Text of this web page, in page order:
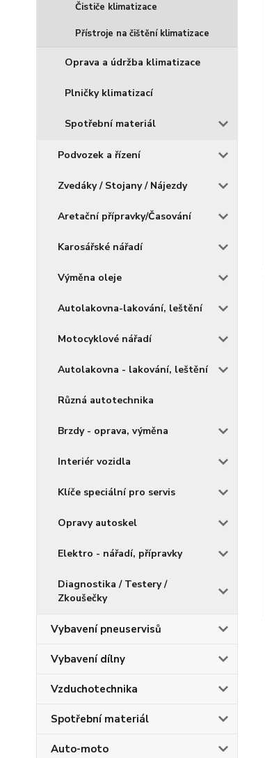
Čističe klimatizace
Přístroje na čištění klimatizace
Oprava a údržba klimatizace
Plničky klimatizací
Spotřební materiál
Podvozek a řízení
Zvedáky / Stojany / Nájezdy
Aretační přípravky/Časování
Karosářské nářadí
Výměna oleje
Autolakovna-lakování, leštění
Motocyklové nářadí
Autolakovna - lakování, leštění
Různá autotechnika
Brzdy - oprava, výměna
Interiér vozidla
Klíče speciální pro servis
Opravy autoskel
Elektro - nářadí, přípravky
Diagnostika / Testery /
Zkoušečky
Vybavení pneuservisů
Vybavení dílny
Vzduchotechnika
Spotřební materiál
Auto-moto